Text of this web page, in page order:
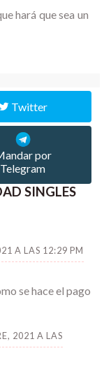
hará que sea un
Twitter
por
Telegram
SINGLES
A LAS 12:29 PM
se hace el pago
2021 A LAS